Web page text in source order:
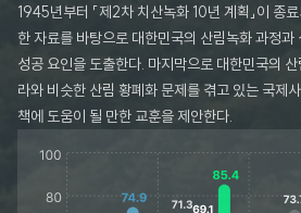
1945년부터 「제2차 치산녹화 10년 계획」이 종
한 자료를 바탕으로 대한민국의 산림녹화 과정과
성공 요인을 도출한다. 마지막으로 대한민국의
라와 비슷한 산림 황폐화 문제를 겪고 있는 국제
책에 도움이 될 만한 교훈을 제안한다.